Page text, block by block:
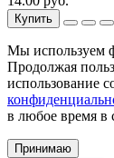
Купить
Мы используем
Продолжая
использование
в любое время в
Принимаю